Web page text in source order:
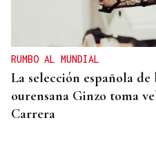
RUMBO AL MUNDIAL
La selección española
ourensana Ginzo toma
Carrera